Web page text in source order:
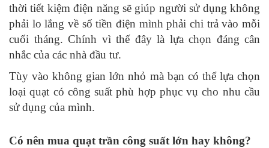
thời tiết kiệm điện năng sẽ giúp người sử dụng không
phải lo lắng về số tiền điện mình phải chi trả vào mỗi
cuối tháng. Chính vì thế đây là lựa chọn đáng cân
nhắc của các nhà đầu tư.
Tùy vào không gian lớn nhỏ mà bạn có thể lựa chọn
loại quạt có công suất phù hợp phục vụ cho nhu cầu
sử dụng của mình.
Có nên mua quạt trần công suất lớn hay không?